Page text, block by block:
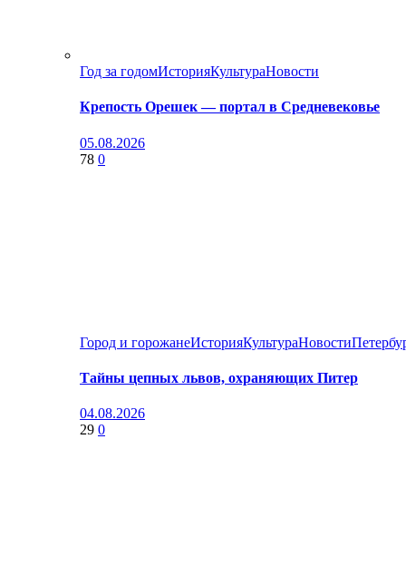
Год за годомИсторияКультураНовости
Крепость Орешек — портал в Средневековье
05.08.2026
78 0
Город и горожанеИсторияКультураНовости
Тайны цепных львов, охраняющих Питер
04.08.2026
29 0